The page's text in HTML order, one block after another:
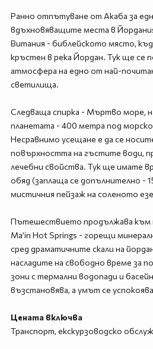
Ранно отпътуване от Акаба за
вдъхновяващите места в
Витания - библейското място,
кръстен в река Йордан. Тук ще се
атмосфера на едно от най-
светилища.
Следваща спирка - Мъртво море,
планетата - 400 метра под
Несравнимо усещане е да се
повърхността на гъстите води,
лечебни свойства. Тук ще имате
обяд (заплаща се допълнително -
мистичния пейзаж на соленото
Пътешествието продължава към
Ma’in Hot Springs - горещи
сред драматичните скали на
насладите на свободно време за
зони с термални водопади и
възстановява, а умът се
Цената включва
Транспорт, екскурзоводско